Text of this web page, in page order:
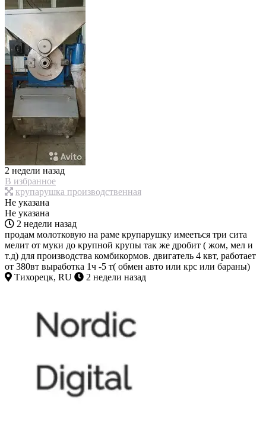
2 недели назад
В избранное
крупарушка производственная
Не указана
Не указана
2 недели назад
продам молотковую на раме крупарушку имееться три сита
мелит от муки до крупной крупы так же дробит ( жом, мел и
т.д) для производства комбикормов. двигатель 4 квт, работает
от 380вт выработка 1ч -5 т( обмен авто или крс или бараны)
Тихорецк, RU
2 недели назад